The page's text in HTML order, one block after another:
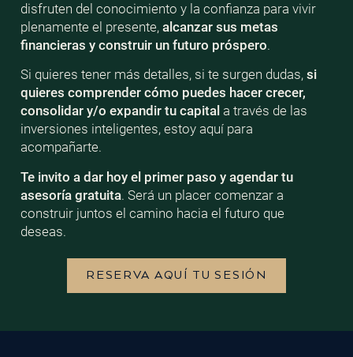
disfruten del conocimiento y la confianza para vivir
plenamente el presente, alcanzar sus metas
financieras y construir un futuro próspero.
Si quieres tener más detalles, si te surgen dudas, si
quieres comprender cómo puedes hacer crecer,
consolidar y/o expandir tu capital a través de las
inversiones inteligentes, estoy aquí para
acompañarte.
Te invito a dar hoy el primer paso y agendar tu
asesoría gratuita. Será un placer comenzar a
construir juntos el camino hacia el futuro que
deseas.
RESERVA AQUÍ TU SESIÓN